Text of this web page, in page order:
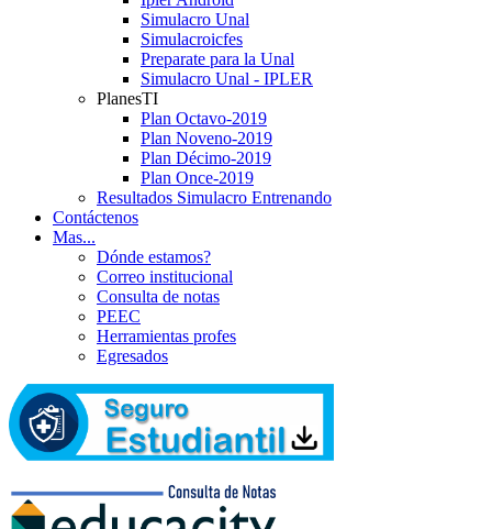
Simulacro Unal
Simulacroicfes
Preparate para la Unal
Simulacro Unal - IPLER
PlanesTI
Plan Octavo-2019
Plan Noveno-2019
Plan Décimo-2019
Plan Once-2019
Resultados Simulacro Entrenando
Contáctenos
Mas...
Dónde estamos?
Correo institucional
Consulta de notas
PEEC
Herramientas profes
Egresados